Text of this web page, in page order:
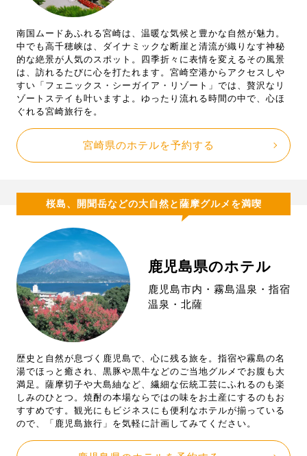
南国ムードあふれる宮崎は、温暖な気候と豊かな自然が魅力。
中でも高千穂峡は、ダイナミックな断崖と清流が織りなす神秘
的な絶景が人気のスポット。四季折々に表情を変えるその風景
は、訪れるたびに心を打たれます。宮崎空港からアクセスしや
すい「フェニックス・シーガイア・リゾート」では、贅沢なリ
ゾートステイも叶いますよ。ゆったり流れる時間の中で、心ほ
ぐれる宮崎旅行を。
宮崎県のホテルを予約する
桜島、開聞岳などの大自然と薩摩グルメを満喫
鹿児島県のホテル
鹿児島市内・霧島温泉・指宿
温泉・北薩
歴史と自然が息づく鹿児島で、心に残る旅を。指宿や霧島の名
湯でほっと癒され、黒豚や黒牛などのご当地グルメでお腹も大
満足。薩摩切子や大島紬など、繊細な伝統工芸にふれるのも楽
しみのひとつ。焼酎の本場ならではの味をお土産にするのもお
すすめです。観光にもビジネスにも便利なホテルが揃っている
ので、「鹿児島旅行」を気軽に計画してみてください。